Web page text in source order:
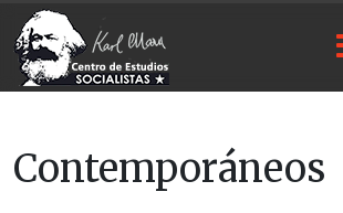
Contemporáneos